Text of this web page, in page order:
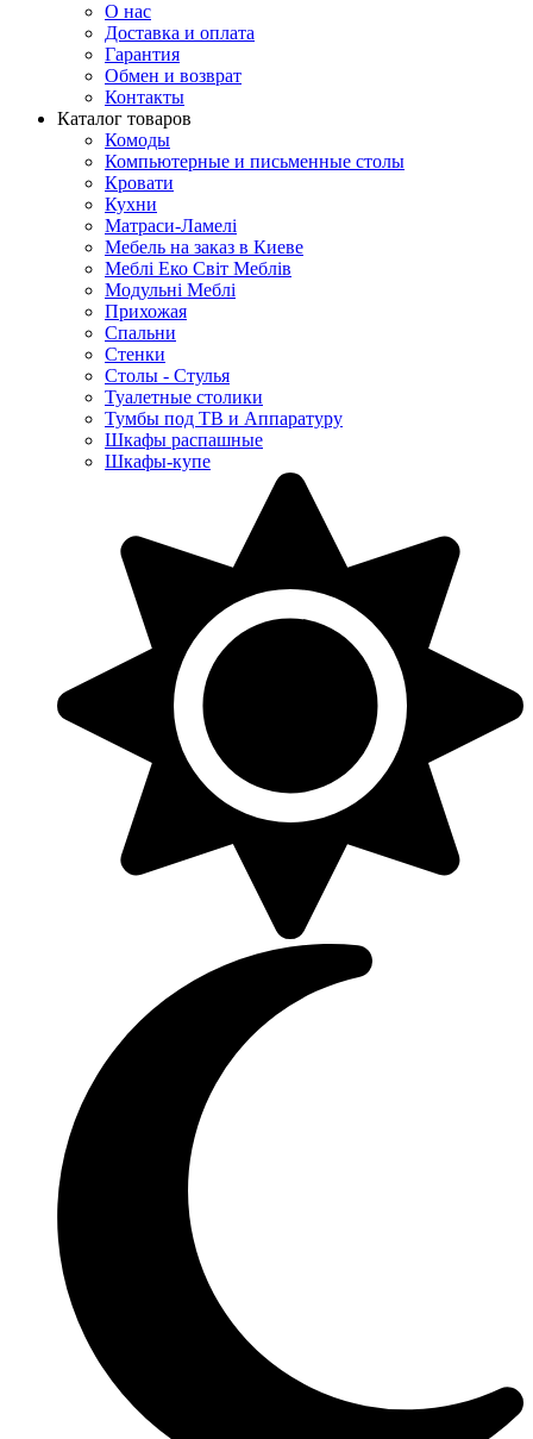
О нас
Доставка и оплата
Гарантия
Обмен и возврат
Контакты
Каталог товаров
Комоды
Компьютерные и письменные столы
Кровати
Кухни
Матраси-Ламелі
Мебель на заказ в Киеве
Меблі Еко Світ Меблів
Модульні Меблі
Прихожая
Спальни
Стенки
Столы - Стулья
Туалетные столики
Тумбы под ТВ и Аппаратуру
Шкафы распашные
Шкафы-купе